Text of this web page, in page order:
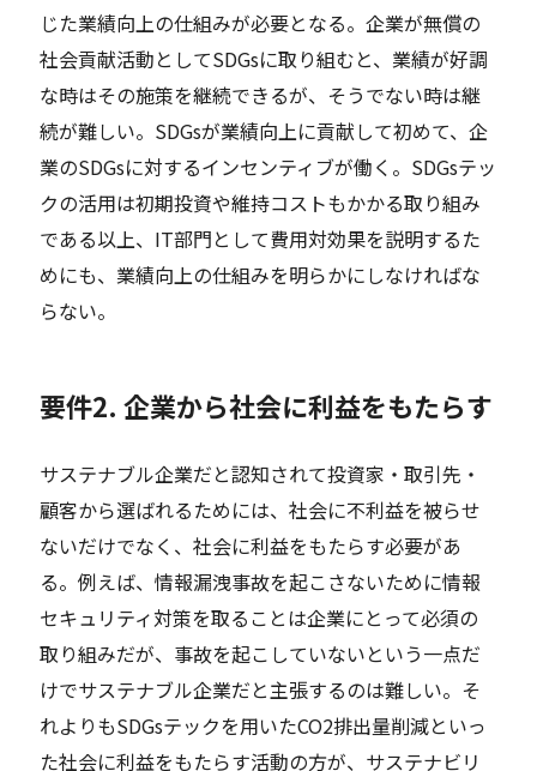
じた業績向上の仕組みが必要となる。企業が無償の
社会貢献活動としてSDGsに取り組むと、業績が好調
な時はその施策を継続できるが、そうでない時は継
続が難しい。SDGsが業績向上に貢献して初めて、企
業のSDGsに対するインセンティブが働く。SDGsテッ
クの活用は初期投資や維持コストもかかる取り組み
である以上、IT部門として費用対効果を説明するた
めにも、業績向上の仕組みを明らかにしなければな
らない。
要件2. 企業から社会に利益をもたらす
サステナブル企業だと認知されて投資家・取引先・
顧客から選ばれるためには、社会に不利益を被らせ
ないだけでなく、社会に利益をもたらす必要があ
る。例えば、情報漏洩事故を起こさないために情報
セキュリティ対策を取ることは企業にとって必須の
取り組みだが、事故を起こしていないという一点だ
けでサステナブル企業だと主張するのは難しい。そ
れよりもSDGsテックを用いたCO2排出量削減といっ
た社会に利益をもたらす活動の方が、サステナビリ